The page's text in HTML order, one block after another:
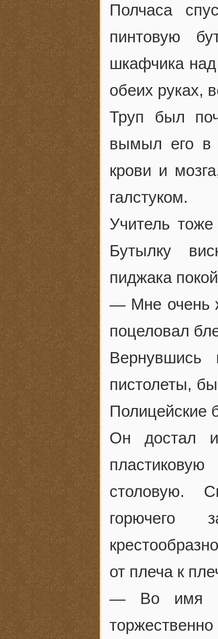
Полчаса
пинтовую
шкафчика
обеих руках,
Труп был
вымыл его в
крови и
галстуком.
Учитель
Бутылку
пиджака
— Мне очень
поцеловал
пистолеты,
Полицейские
Он достал
столовую.
горючего
от плеча к
— Во имя